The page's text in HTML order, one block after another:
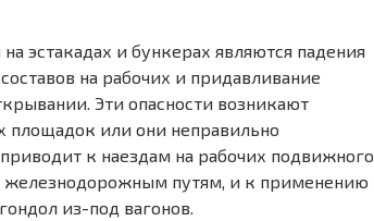
эстакадах и бункерах являются падения
на рабочих и придавливание
Эти опасности возникают
площадок или они неправильно
к наездам на рабочих подвижного
железнодорожным путям, и к применению
из-под вагонов.